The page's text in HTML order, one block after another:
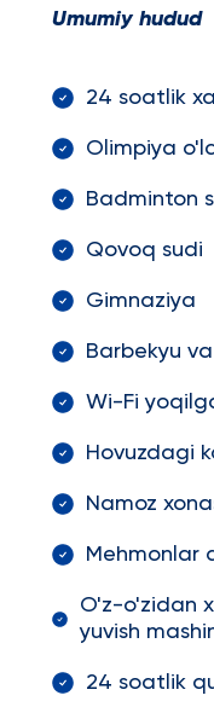
Umumiy hudud
24 soatlik
Olimpiya
Badminton
Qovoq sudi
Gimnaziya
Barbekyu
Wi-Fi
Hovuzdagi
Namoz
Mehmonlar
O'z-o'zidan
yuvish
24 soatlik